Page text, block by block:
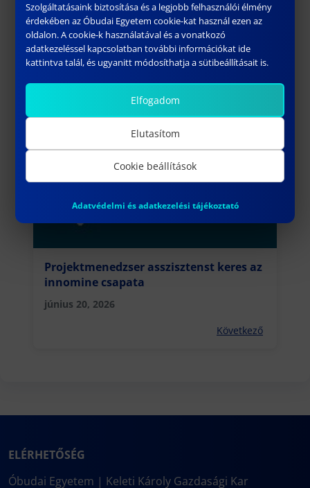
Projektmenedzser asszisztenst keres az
innomine csapata
június 20, 2026
Következő
ELÉRHETŐSÉG
Óbudai Egyetem | Keleti Károly Gazdasági Kar
Szolgáltatásaink biztosítása és a legjobb felhasználói élmény
érdekében az Óbudai Egyetem cookie-kat használ ezen az
oldalon. A cookie-k használatával és a vonatkozó
adatkezeléssel kapcsolatban további információkat ide
kattintva talál, és ugyanitt módosíthatja a sütibeállításait is.
Elfogadom
Elutasítom
Cookie beállítások
Adatvédelmi és adatkezelési tájékoztató